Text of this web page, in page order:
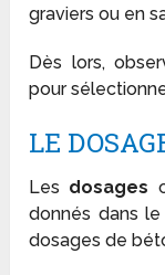
graviers ou en
Dès lors,
pour
LE
Les dosages
donnés dans
dosages de